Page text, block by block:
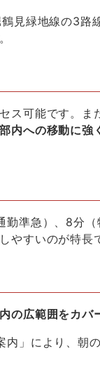
見緑地線の3路
ス可能です。ま
内への移動に強
勤準急）、 8分（
しやすいのが特長
の広範囲をカバ
」により、朝